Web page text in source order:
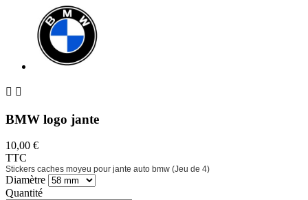
 
BMW logo jante
10,00 €
TTC
Stickers caches moyeu pour jante auto bmw (Jeu de 4)
Diamètre
Quantité